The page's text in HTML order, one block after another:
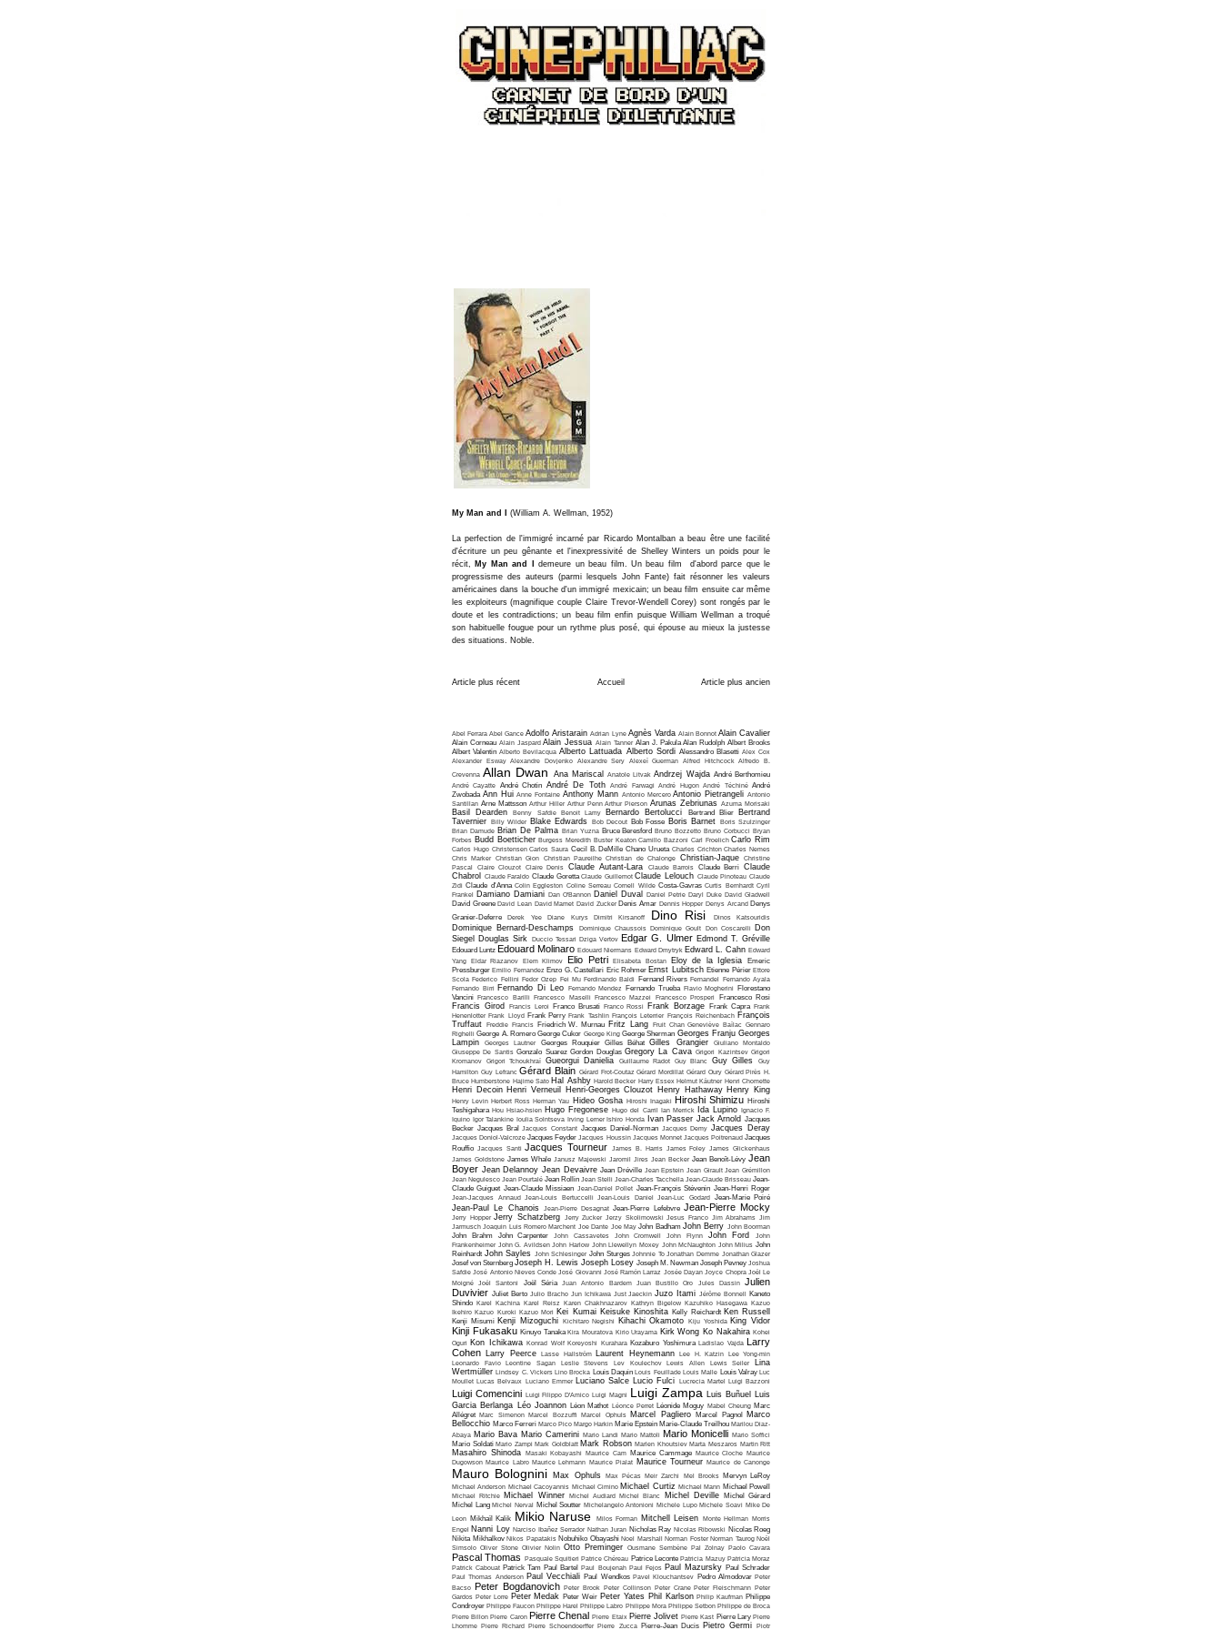
My Man and I (William A. Wellman, 1952)
La perfection de l'immigré incarné par Ricardo Montalban a beau être une facilité
d'écriture un peu gênante et l'inexpressivité de Shelley Winters un poids pour le
récit, My Man and I
demeure un beau film. Un beau film d'abord parce que le
progressisme des auteurs (parmi lesquels John Fante) fait résonner les valeurs
américaines dans la bouche d'un immigré mexicain; un beau film ensuite car même
les exploiteurs (magnifique couple Claire Trevor-Wendell Corey) sont rongés par le
doute et les contradictions; un beau film enfin puisque William Wellman a troqué
son habituelle fougue pour un rythme plus posé, qui épouse au mieux la justesse
des situations. Noble.
Article plus récent Article plus ancien
Accueil
Abel Ferrara Abel Gance Adolfo Aristarain Adrian Lyne Agnès Varda Alain Bonnot Alain Cavalier
Alain Corneau Alain Jaspard Alain Jessua Alain Tanner Alan J. Pakula Alan Rudolph Albert Brooks
Albert Valentin Alberto Bevilacqua Alberto Lattuada Alberto Sordi Alessandro Blasetti Alex Cox
Alexander Esway Alexandre Dovjenko Alexandre Sery Alexeï Guerman Alfred Hitchcock Alfredo B.
Crevenna Allan Dwan Ana Mariscal Anatole Litvak Andrzej Wajda André Berthomieu
André Cayatte André Chotin André De Toth André Farwagi André Hugon André Téchiné André
Zwobada Ann Hui Anne Fontaine Anthony Mann Antonio Mercero Antonio Pietrangeli Antonio
Santillan Arne Mattsson Arthur Hiller Arthur Penn Arthur Pierson Arunas Zebriunas Azuma Morisaki
Basil Dearden Benny Safdie Benoit Lamy Bernardo Bertolucci Bertrand Blier
Bertrand
Tavernier Billy Wilder Blake Edwards Bob Decout Bob Fosse Boris Barnet Boris Szulzinger
Brian Damude Brian De Palma Brian Yuzna Bruce Beresford Bruno Bozzetto Bruno Corbucci Bryan
Forbes Budd Boetticher Burgess Meredith Buster Keaton Camillo Bazzoni Carl Froelich Carlo Rim
Carlos Hugo Christensen Carlos Saura Cecil B. DeMille Chano Urueta Charles Crichton Charles Nemes
Chris Marker Christian Gion Christian Paureilhe Christian de Chalonge Christian-Jaque
Christine
Pascal
Claire Clouzot Claire Denis Claude Autant-Lara Claude Barrois Claude Berri Claude
Chabrol
Claude Faraldo Claude Goretta Claude Guillemot Claude Lelouch Claude Pinoteau Claude
Zidi Claude d'Anna Colin Eggleston Coline Serreau Cornell Wilde Costa-Gavras Curtis Bernhardt Cyril
Frankel Damiano Damiani Dan O'Bannon Daniel Duval Daniel Petrie Daryl Duke David Gladwell
David Greene David Lean David Mamet David Zucker Denis Amar Dennis Hopper Denys Arcand Denys
Granier-Deferre
Derek Yee Diane Kurys Dimitri Kirsanoff Dino Risi Dinos Katsouridis
Dominique Bernard-Deschamps Dominique Chaussois Dominique Goult Don Coscarelli
Don
Siegel
Douglas Sirk Duccio Tessari Dziga Vertov Edgar G. Ulmer Edmond T. Gréville
Edouard Luntz Edouard Molinaro Edouard Niermans Edward Dmytryk Edward L. Cahn Edward
Yang Eldar Riazanov Elem Klimov Elio Petri Elisabeta Bostan Eloy de la Iglesia
Emeric
Pressburger Emilio Fernandez Enzo G. Castellari Eric Rohmer Ernst Lubitsch Etienne Périer Ettore
Scola Federico Fellini Fedor Ozep Fei Mu Ferdinando Baldi Fernand Rivers Fernandel Fernando Ayala
Fernando Birri Fernando Di Leo Fernando Mendez Fernando Trueba Flavio Mogherini
Florestano
Vancini Francesco Barilli Francesco Maselli Francesco Mazzei Francesco Prosperi Francesco Rosi
Francis Girod Francis Leroi Franco Brusati Franco Rossi Frank Borzage Frank Capra Frank
Henenlotter Frank Lloyd Frank Perry Frank Tashlin François Leterrier François Reichenbach François
Truffaut Freddie Francis Friedrich W. Murnau Fritz Lang Fruit Chan Geneviève Baïlac Gennaro
Righelli George A. Romero George Cukor George King George Sherman Georges Franju Georges
Lampin
Georges Lautner Georges Rouquier Gilles Béhat Gilles Grangier
Giuliano Montaldo
Giuseppe De Santis Gonzalo Suarez Gordon Douglas Gregory La Cava Grigori Kazintsev Grigori
Kromanov Grigori Tchoukhraï Gueorgui Danielia Guillaume Radot Guy Blanc Guy Gilles
Guy
Hamilton Guy Lefranc Gérard Blain Gérard Frot-Coutaz Gérard Mordillat Gérard Oury Gérard Pirès H.
Bruce Humberstone Hajime Sato Hal Ashby Harold Becker Harry Essex Helmut Käutner Henri Chomette
Henri Decoin Henri Verneuil Henri-Georges Clouzot Henry Hathaway Henry King
Henry Levin Herbert Ross Herman Yau Hideo Gosha Hiroshi Inagaki Hiroshi Shimizu Hiroshi
Teshigahara Hou Hsiao-hsien Hugo Fregonese Hugo del Carril Ian Merrick Ida Lupino Ignacio F.
Iquino Igor Talankine Ioulia Solntseva Irving Lerner Ishiro Honda Ivan Passer Jack Arnold Jacques
Becker Jacques Bral Jacques Constant Jacques Daniel-Norman Jacques Demy Jacques Deray
Jacques Doniol-Valcroze Jacques Feyder Jacques Houssin Jacques Monnet Jacques Poitrenaud Jacques
Rouffio Jacques Santi Jacques Tourneur James B. Harris James Foley James Glickenhaus
James Goldstone James Whale Janusz Majewski Jaromil Jires Jean Becker Jean Benoît-Lévy Jean
Boyer Jean Delannoy Jean Devaivre Jean Dréville Jean Epstein Jean Girault Jean Grémillon
Jean Negulesco Jean Pourtalé Jean Rollin Jean Stelli Jean-Charles Tacchella Jean-Claude Brisseau Jean-
Claude Guiguet Jean-Claude Missiaen Jean-Daniel Pollet Jean-François Stévenin Jean-Henri Roger
Jean-Jacques Annaud Jean-Louis Bertuccelli Jean-Louis Daniel Jean-Luc Godard Jean-Marie Poiré
Jean-Paul Le Chanois Jean-Pierre Desagnat Jean-Pierre Lefebvre Jean-Pierre Mocky
Jerry Hopper Jerry Schatzberg Jerry Zucker Jerzy Skolimowski Jesus Franco Jim Abrahams Jim
Jarmusch Joaquin Luis Romero Marchent Joe Dante Joe May John Badham John Berry John Boorman
John Brahm
John Carpenter John Cassavetes John Cromwell John Flynn John Ford
John
Frankenheimer John G. Avildsen John Harlow John Llewellyn Moxey John McNaughton John Milius John
Reinhardt John Sayles John Schlesinger John Sturges Johnnie To Jonathan Demme Jonathan Glazer
Josef von Sternberg Joseph H. Lewis Joseph Losey Joseph M. Newman Joseph Pevney Joshua
Safdie José Antonio Nieves Conde José Giovanni José Ramón Larraz Josée Dayan Joyce Chopra Joël Le
Moigné Joël Santoni Joël Séria Juan Antonio Bardem Juan Bustillo Oro Jules Dassin Julien
Duvivier Juliet Berto Julio Bracho Jun Ichikawa Just Jaeckin Juzo Itami Jérôme Bonnell Kaneto
Shindo Karel Kachina Karel Reisz Karen Chakhnazarov Kathryn Bigelow Kazuhiko Hasegawa Kazuo
Ikehiro Kazuo Kuroki Kazuo Mori Kei Kumai Keisuke Kinoshita Kelly Reichardt Ken Russell
Kenji Misumi Kenji Mizoguchi Kichitaro Negishi Kihachi Okamoto Kiju Yoshida King Vidor
Kinji Fukasaku Kinuyo Tanaka Kira Mouratova Kirio Urayama Kirk Wong Ko Nakahira Kohei
Oguri Kon Ichikawa Konrad Wolf Koreyoshi Kurahara Kozaburo Yoshimura Ladislao Vajda
Larry
Cohen Larry Peerce Lasse Hallström Laurent Heynemann Lee H. Katzin Lee Yong-min
Leonardo Favio
Leontine Sagan Leslie Stevens Lev Koulechov Lewis Allen Lewis Seiler
Lina
Wertmüller Lindsey C. Vickers Lino Brocka Louis Daquin Louis Feuillade Louis Malle Louis Valray Luc
Moullet Lucas Belvaux Luciano Emmer Luciano Salce Lucio Fulci Lucrecia Martel Luigi Bazzoni
Luigi Comencini Luigi Filippo D'Amico Luigi Magni Luigi Zampa Luis Buñuel
Luis
Garcia Berlanga Léo Joannon Léon Mathot Léonce Perret Léonide Moguy Mabel Cheung Marc
Allégret Marc Simenon Marcel Bozzuffi Marcel Ophuls Marcel Pagliero Marcel Pagnol
Marco
Bellocchio Marco Ferreri Marco Pico Margo Harkin Marie Epstein Marie-Claude Treilhou Marilou Diaz-
Abaya Mario Bava Mario Camerini Mario Landi Mario Mattoli Mario Monicelli Mario Soffici
Mario Soldati Mario Zampi Mark Goldblatt Mark Robson Marlen Khoutsiev Marta Meszaros Martin Ritt
Masahiro Shinoda Masaki Kobayashi Maurice Cam Maurice Cammage Maurice Cloche Maurice
Dugowson Maurice Labro Maurice Lehmann Maurice Pialat Maurice Tourneur Maurice de Canonge
Mauro Bolognini Max Ophuls Max Pécas Meir Zarchi Mel Brooks Mervyn LeRoy
Michael Anderson Michael Cacoyannis Michael Cimino Michael Curtiz Michael Mann Michael Powell
Michael Ritchie Michael Winner Michel Audiard Michel Blanc Michel Deville
Michel Gérard
Michel Lang Michel Nerval Michel Soutter Michelangelo Antonioni Michele Lupo Michele Soavi Mike De
Leon Mikhaïl Kalik Mikio Naruse Milos Forman Mitchell Leisen Monte Hellman Morris
Engel Nanni Loy Narciso Ibañez Serrador Nathan Juran Nicholas Ray Nicolas Ribowski Nicolas Roeg
Nikita Mikhalkov Nikos Papatakis Nobuhiko Obayashi Noel Marshall Norman Foster Norman Taurog Noël
Simsolo Oliver Stone Olivier Nolin Otto Preminger Ousmane Sembène Pal Zolnay Paolo Cavara
Pascal Thomas Pasquale Squitieri Patrice Chéreau Patrice Leconte Patricia Mazuy Patricia Moraz
Patrick Cabouat Patrick Tam Paul Bartel Paul Boujenah Paul Fejos Paul Mazursky Paul Schrader
Paul Thomas Anderson Paul Vecchiali Paul Wendkos Pavel Klouchantsev Pedro Almodovar Peter
Bacso
Peter Bogdanovich Peter Brook Peter Collinson Peter Crane Peter Fleischmann Peter
Gardos Peter Lorre Peter Medak Peter Weir Peter Yates Phil Karlson Philip Kaufman Philippe
Condroyer Philippe Faucon Philippe Harel Philippe Labro Philippe Mora Philippe Setbon Philippe de Broca
Pierre Billon Pierre Caron Pierre Chenal Pierre Etaix Pierre Jolivet Pierre Kast Pierre Lary Pierre
Lhomme Pierre Richard Pierre Schoendoerffer Pierre Zucca Pierre-Jean Ducis Pietro Germi Piotr